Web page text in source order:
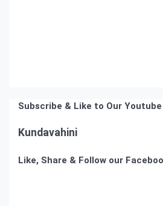
Subscribe & Like to Our Youtube
Kundavahini
Like, Share & Follow our